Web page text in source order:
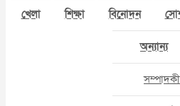
খেলা শিক্ষা বিনোদন
অন্যান্য